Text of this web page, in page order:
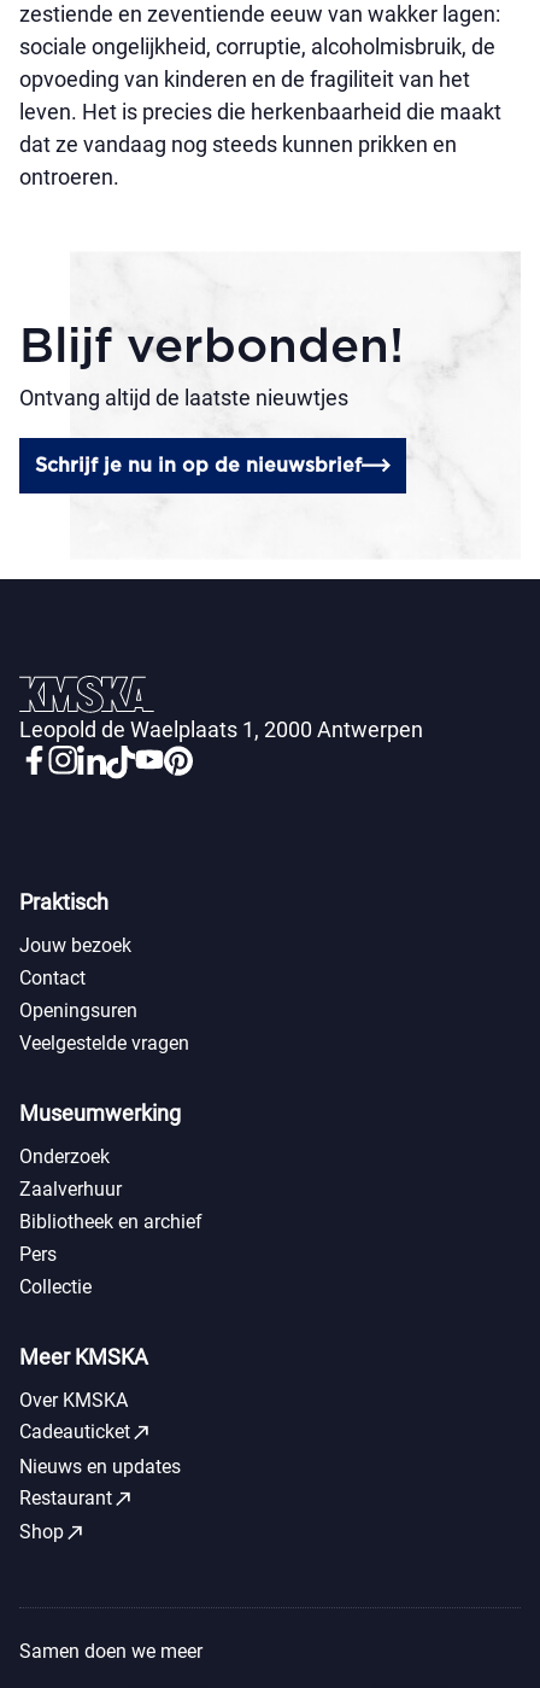
zestiende en zeventiende eeuw van wakker lagen:
sociale ongelijkheid, corruptie, alcoholmisbruik, de
opvoeding van kinderen en de fragiliteit van het
leven. Het is precies die herkenbaarheid die maakt
dat ze vandaag nog steeds kunnen prikken en
ontroeren.
Blijf verbonden!
Ontvang altijd de laatste nieuwtjes
Schrijf je nu in op de nieuwsbrief
Leopold de Waelplaats 1, 2000 Antwerpen
Praktisch
Jouw bezoek
Contact
Openingsuren
Veelgestelde vragen
Museumwerking
Onderzoek
Zaalverhuur
Bibliotheek en archief
Pers
Collectie
Meer KMSKA
Over KMSKA
Cadeauticketcall_made
Nieuws en updates
Restaurantcall_made
Shopcall_made
Samen doen we meer